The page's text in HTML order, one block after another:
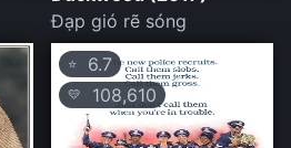
Đạp gió rẽ sóng
⭐ 6.7
💛 108,610